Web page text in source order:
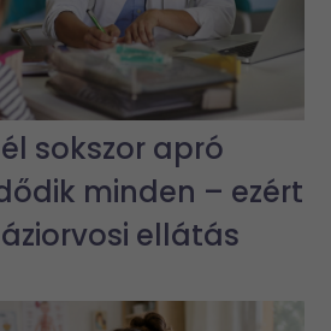
sokszor apró
minden – ezért
ellátás